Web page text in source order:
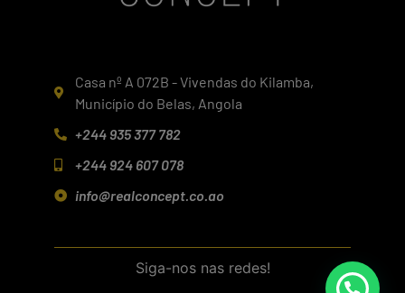
Casa nº A 072B - Vivendas do Kilamba,
Município do Belas, Angola
+244 935 377 782
+244 924 607 078
info@realconcept.co.ao
Siga-nos nas redes!